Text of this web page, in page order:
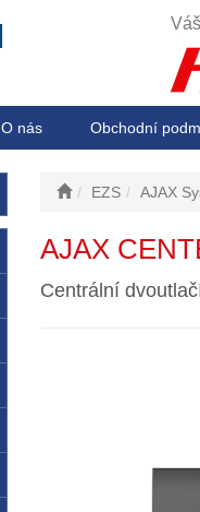
O nás Obchodní
EZS AJAX
AJAX
Centrální